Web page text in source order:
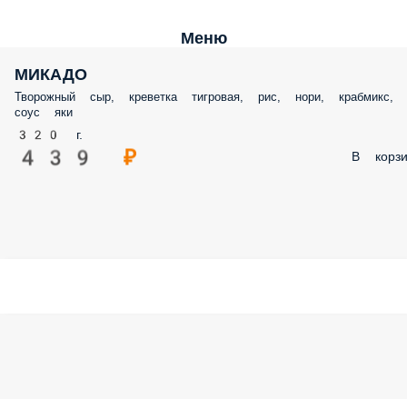
Меню
МИКАДО
Творожный сыр, креветка тигровая, рис, нори, крабмикс,
соус яки
320 г.
439 ₽ В